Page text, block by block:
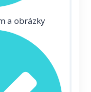
a obrázky